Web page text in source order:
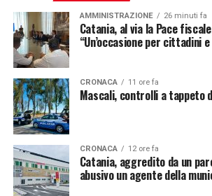
AMMINISTRAZIONE 26 minuti fa
Catania, al via la Pace
“Un’occasione per cittadini e
CRONACA 11 ore fa
Mascali, controlli a tappeto
CRONACA 12 ore fa
Catania, aggredito da un
abusivo un agente della